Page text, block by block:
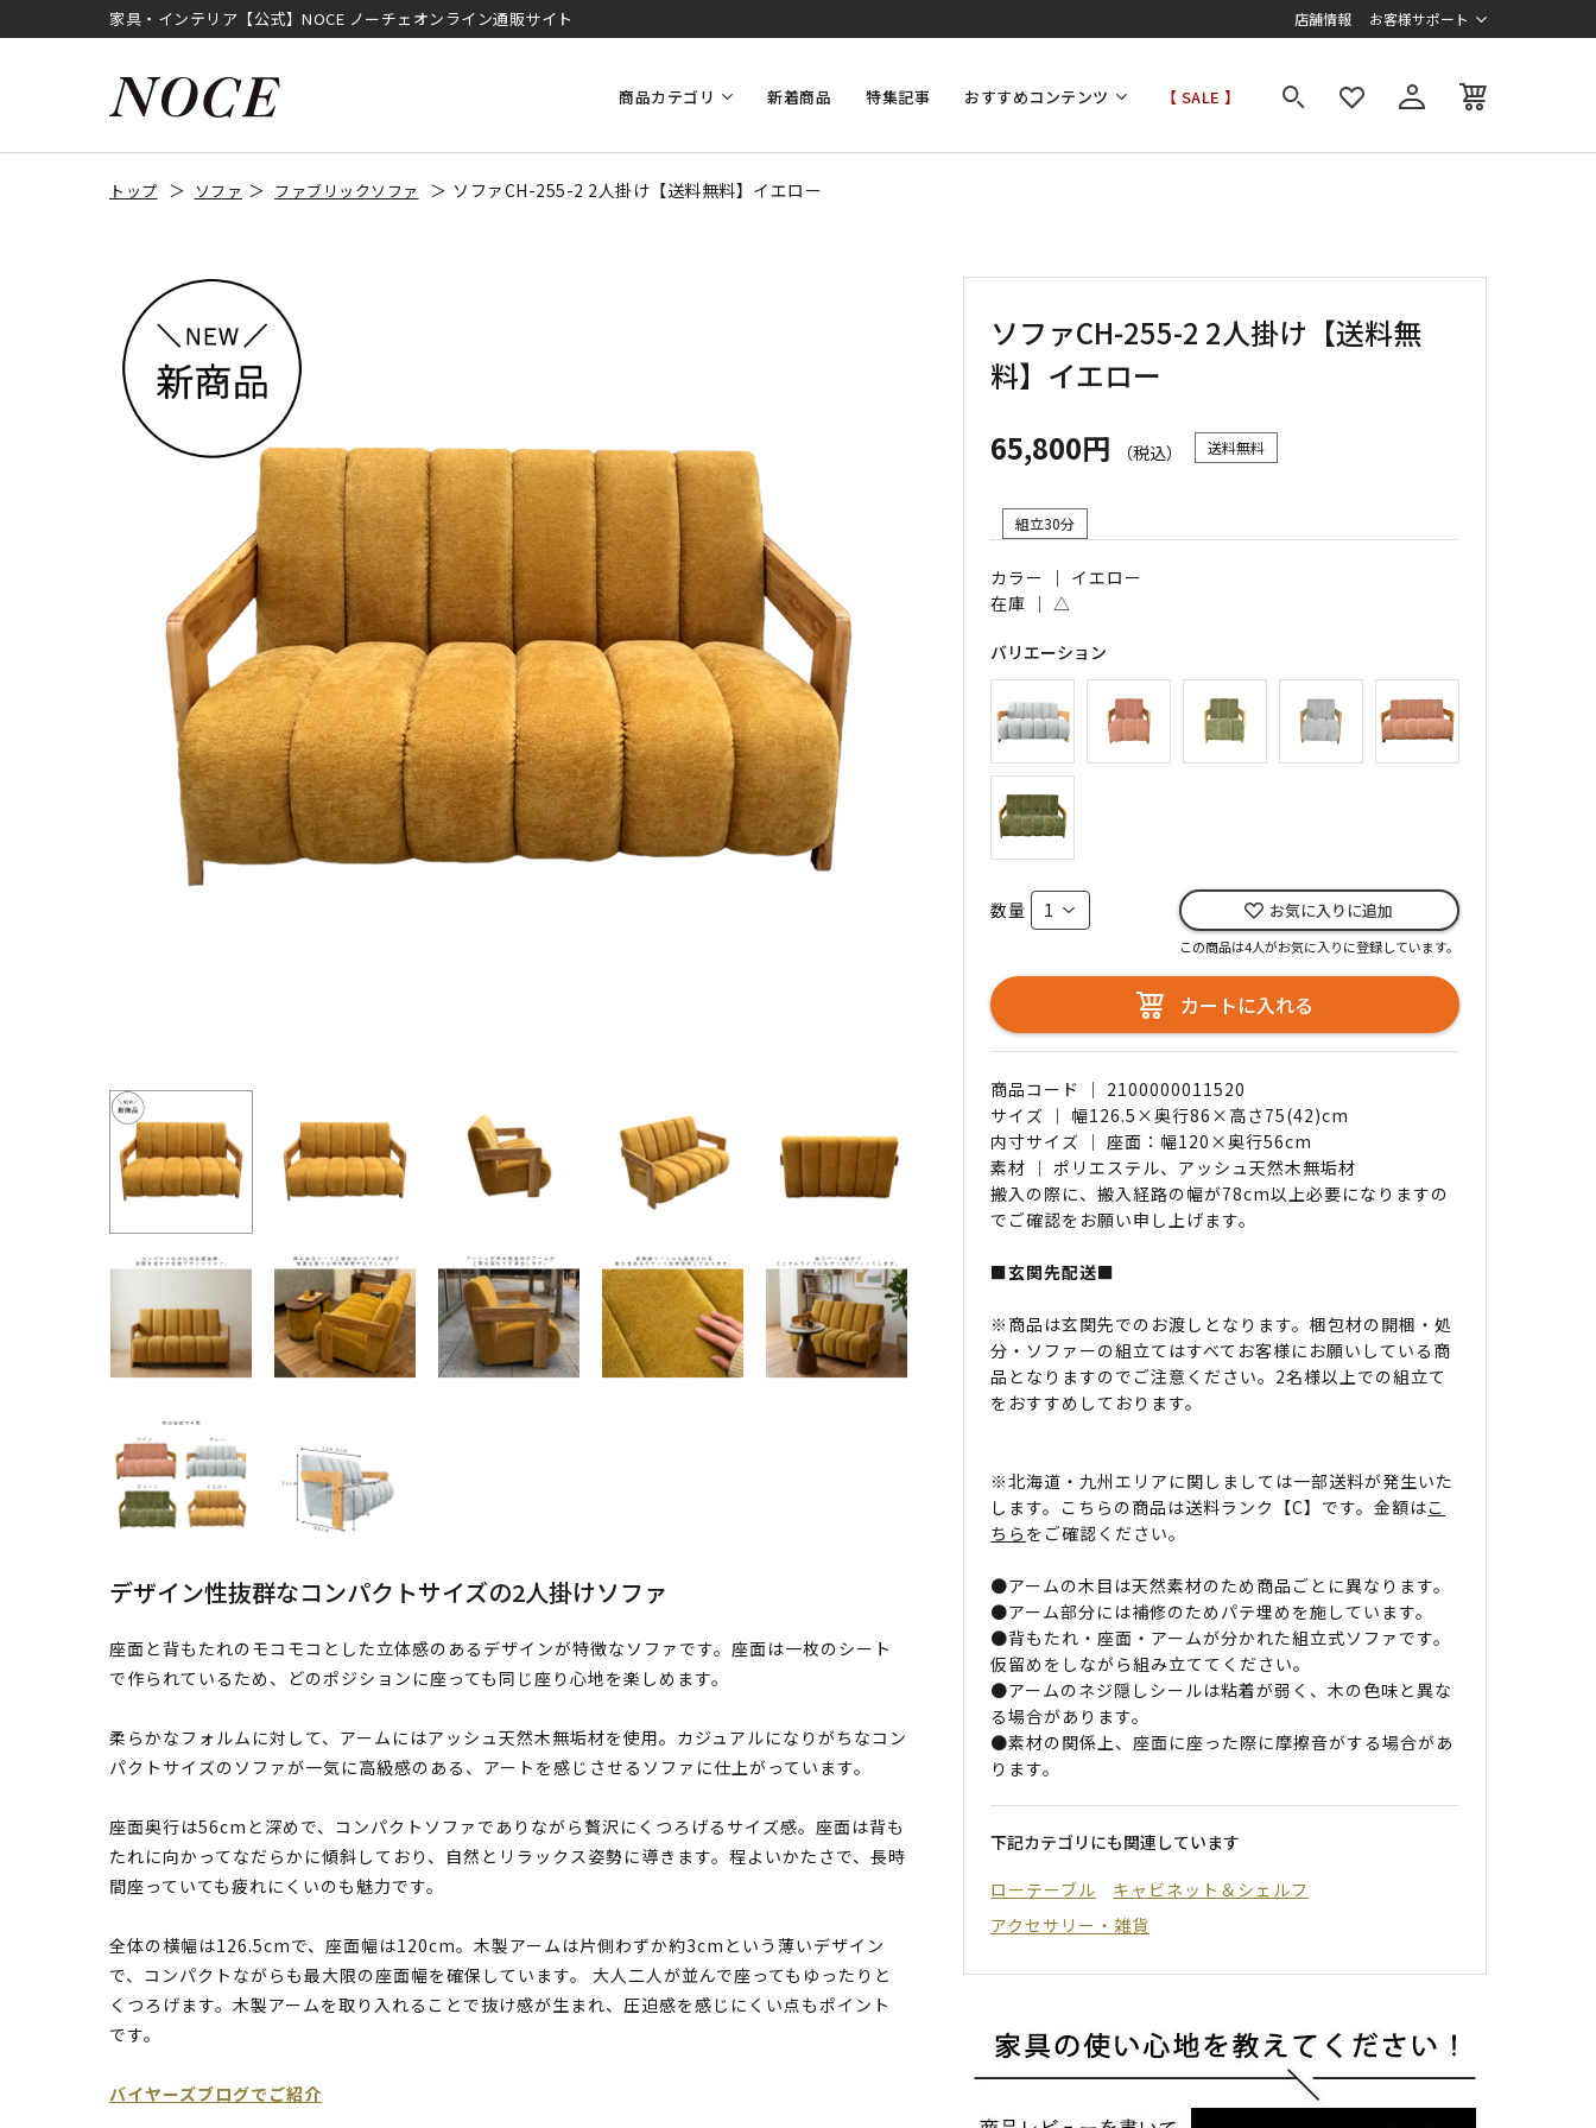
家具・インテリア【公式】NOCE ノーチェオンライン通販サイト 店舗情報 お客様サポート
商品カテゴリ 新着商品 特集記事 おすすめコンテンツ 【 SALE 】
トップ ソファ ファブリックソファ ソファCH-255-2 2人掛け【送料無料】イエロー
デザイン性抜群なコンパクトサイズの2人掛けソファ
座面と背もたれのモコモコとした立体感のあるデザインが特徴なソファです。座面は一枚のシート
で作られているため、どのポジションに座っても同じ座り心地を楽しめます。
柔らかなフォルムに対して、アームにはアッシュ天然木無垢材を使用。カジュアルになりがちなコン
パクトサイズのソファが一気に高級感のある、アートを感じさせるソファに仕上がっています。
座面奥行は56cmと深めで、コンパクトソファでありながら贅沢にくつろげるサイズ感。座面は背も
たれに向かってなだらかに傾斜しており、自然とリラックス姿勢に導きます。程よいかたさで、長時
間座っていても疲れにくいのも魅力です。
全体の横幅は126.5cmで、座面幅は120cm。木製アームは片側わずか約3cmという薄いデザイン
で、コンパクトながらも最大限の座面幅を確保しています。 大人二人が並んで座ってもゆったりと
くつろげます。木製アームを取り入れることで抜け感が生まれ、圧迫感を感じにくい点もポイント
です。
バイヤーズブログでご紹介
ソファCH-255-2 2人掛け【送料無
料】イエロー
65,800円
（税込） 送料無料
組立30分
カラー ｜ イエロー
在庫 ｜△
バリエーション
数量 お気に入りに追加
この商品は4人がお気に入りに登録しています。
カートに入れる
商品コード ｜ 2100000011520
サイズ ｜ 幅126.5×奥行86×高さ75(42)cm
内寸サイズ ｜ 座面：幅120×奥行56cm
素材 ｜ ポリエステル、アッシュ天然木無垢材
搬入の際に、搬入経路の幅が78cm以上必要になりますの
でご確認をお願い申し上げます。
■玄関先配送■
※商品は玄関先でのお渡しとなります。梱包材の開梱・処
分・ソファーの組立てはすべてお客様にお願いしている商
品となりますのでご注意ください。2名様以上での組立て
をおすすめしております。
※北海道・九州エリアに関しましては一部送料が発生いた
します。こちらの商品は送料ランク【C】です。金額はこ
ちら をご確認ください。
●アームの木目は天然素材のため商品ごとに異なります。
●アーム部分には補修のためパテ埋めを施しています。
●背もたれ・座面・アームが分かれた組立式ソファです。
仮留めをしながら組み立ててください。
●アームのネジ隠しシールは粘着が弱く、木の色味と異な
る場合があります。
●素材の関係上、座面に座った際に摩擦音がする場合があ
ります。
下記カテゴリにも関連しています
ローテーブル
キャビネット＆シェルフ
アクセサリー・雑貨